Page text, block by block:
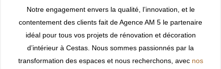
Notre engagement envers la qualité, l’innovation, et le
contentement des clients fait de Agence AM 5 le partenaire
idéal pour tous vos projets de rénovation et décoration
d’intérieur à Cestas. Nous sommes passionnés par la
transformation des espaces et nous recherchons, avec nos